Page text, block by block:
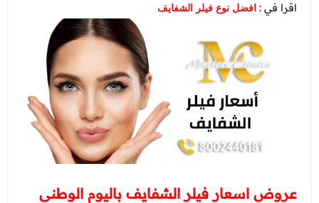
اقرا في :افضل نوع فيلر الشفايف
عروض اسعار فيلر الشفايف باليوم الوطني